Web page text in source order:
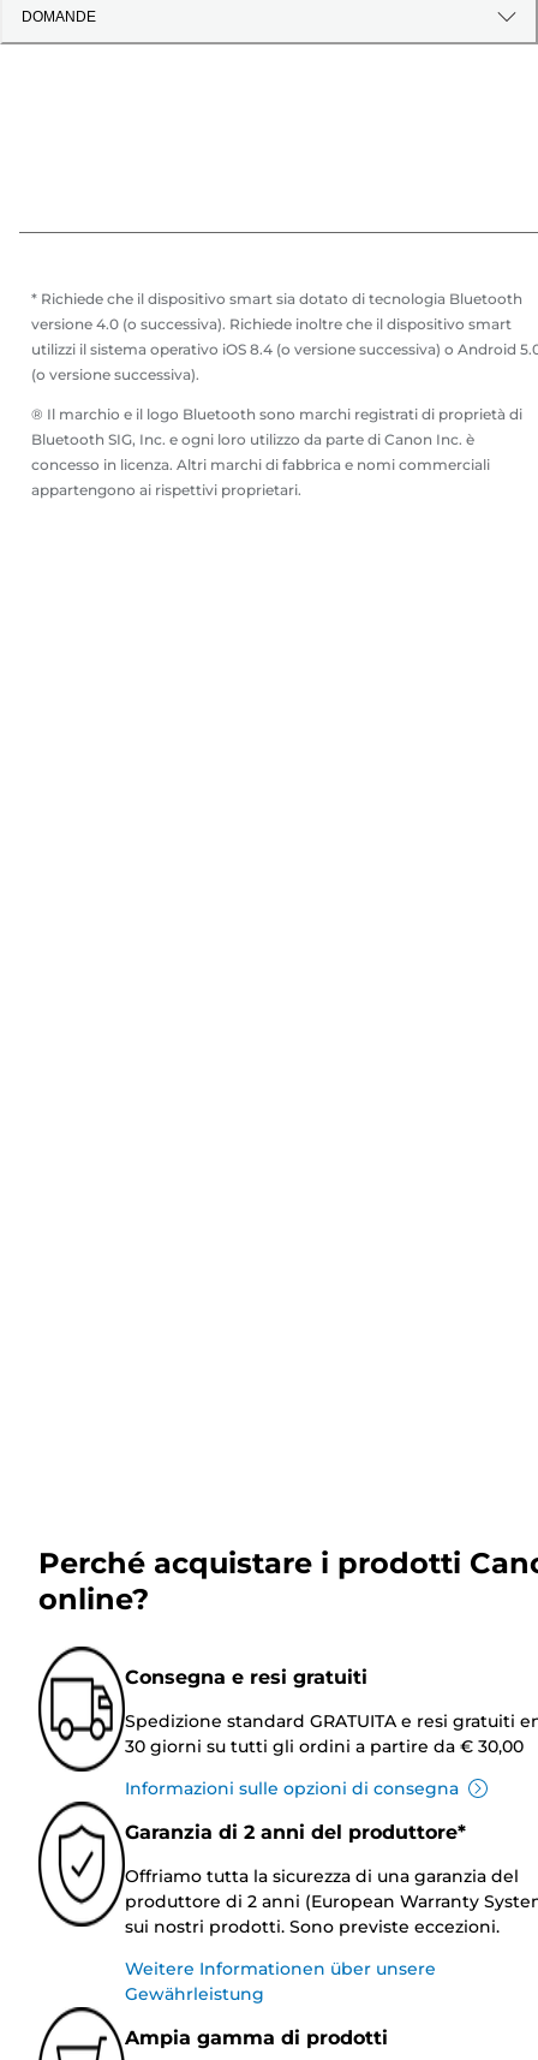
DOMANDE
* Richiede che il dispositivo smart sia dotato di tecnologia Bluetooth
versione 4.0 (o successiva). Richiede inoltre che il dispositivo smart
utilizzi il sistema operativo iOS 8.4 (o versione successiva) o Android
(o versione successiva).
® Il marchio e il logo Bluetooth sono marchi registrati di proprietà di
Bluetooth SIG, Inc. e ogni loro utilizzo da parte di Canon Inc. è
concesso in licenza. Altri marchi di fabbrica e nomi commerciali
appartengono ai rispettivi proprietari.
Perché acquistare i prodotti
online?
Consegna e resi gratuiti
Spedizione standard GRATUITA e resi gratuiti
30 giorni su tutti gli ordini a partire da € 30,00
Informazioni sulle opzioni di consegna
Garanzia di 2 anni del produttore*
Offriamo tutta la sicurezza di una garanzia del
produttore di 2 anni (European Warranty
sui nostri prodotti. Sono previste eccezioni.
Weitere Informationen über unsere
Gewährleistung
Ampia gamma di prodotti